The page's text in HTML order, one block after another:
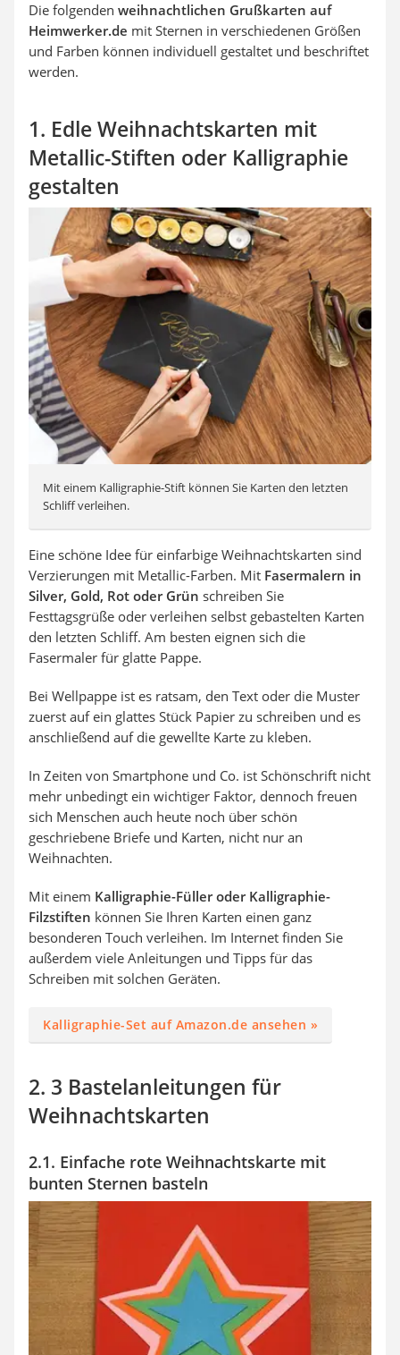
Die folgenden weihnachtlichen Grußkarten auf
Heimwerker.de mit Sternen in verschiedenen Größen
und Farben können individuell gestaltet und beschriftet
werden.
1. Edle Weihnachtskarten mit
Metallic-Stiften oder Kalligraphie
gestalten
Mit einem Kalligraphie-Stift können Sie Karten den letzten
Schliff verleihen.
Eine schöne Idee für einfarbige Weihnachtskarten sind
Verzierungen mit Metallic-Farben. Mit Fasermalern in
Silver, Gold, Rot oder Grün schreiben Sie
Festtagsgrüße oder verleihen selbst gebastelten Karten
den letzten Schliff. Am besten eignen sich die
Fasermaler für glatte Pappe.
Bei Wellpappe ist es ratsam, den Text oder die Muster
zuerst auf ein glattes Stück Papier zu schreiben und es
anschließend auf die gewellte Karte zu kleben.
In Zeiten von Smartphone und Co. ist Schönschrift nicht
mehr unbedingt ein wichtiger Faktor, dennoch freuen
sich Menschen auch heute noch über schön
geschriebene Briefe und Karten, nicht nur an
Weihnachten.
Mit einem Kalligraphie-Füller oder Kalligraphie-
Filzstiften können Sie Ihren Karten einen ganz
besonderen Touch verleihen. Im Internet finden Sie
außerdem viele Anleitungen und Tipps für das
Schreiben mit solchen Geräten.
Kalligraphie-Set auf Amazon.de ansehen »
2. 3 Bastelanleitungen für
Weihnachtskarten
2.1. Einfache rote Weihnachtskarte mit
bunten Sternen basteln